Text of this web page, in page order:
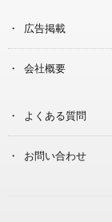
広告掲載
会社概要
よくある質問
お問い合わせ